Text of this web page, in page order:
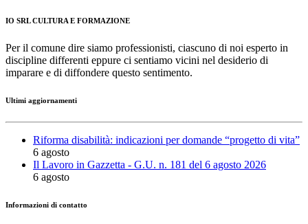
IO SRL CULTURA E FORMAZIONE
Per il comune dire siamo professionisti, ciascuno di noi esperto in
discipline differenti eppure ci sentiamo vicini nel desiderio di
imparare e di diffondere questo sentimento.
Ultimi aggiornamenti
Riforma disabilità: indicazioni per domande “progetto di vita”
6 agosto
Il Lavoro in Gazzetta - G.U. n. 181 del 6 agosto 2026
6 agosto
Informazioni di contatto